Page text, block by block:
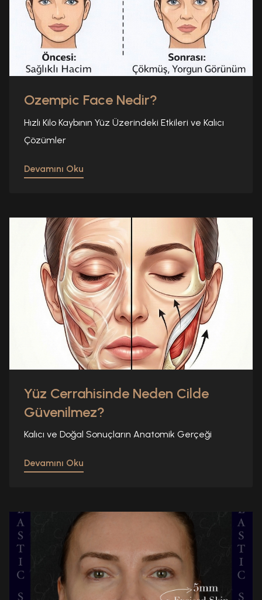
Ozempic Face Nedir?
Hızlı Kilo Kaybının Yüz Üzerindeki Etkileri ve Kalıcı
Çözümler
Devamını Oku
Yüz Cerrahisinde Neden Cilde
Güvenilmez?
Kalıcı ve Doğal Sonuçların Anatomik Gerçeği
Devamını Oku